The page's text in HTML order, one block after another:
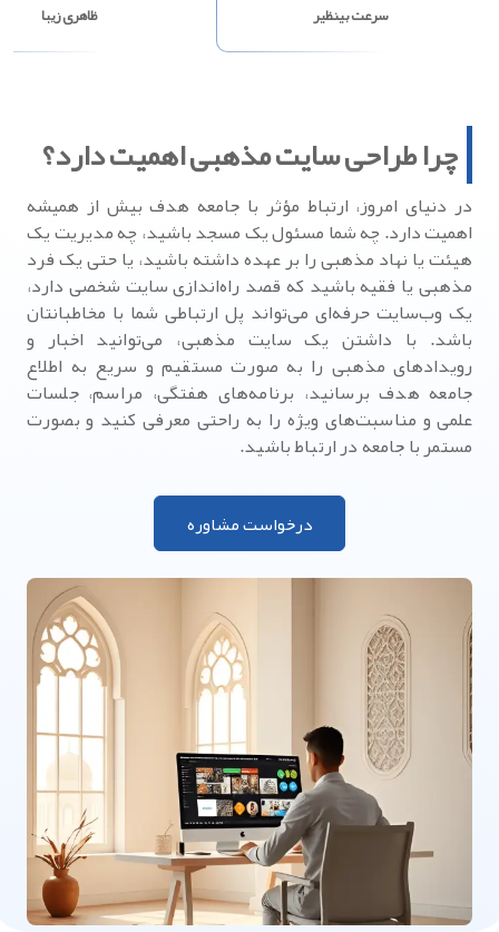
سرعت بینظیر ظاهری زیبا
چرا طراحی سایت مذهبی اهمیت دارد؟
در دنیای امروز، ارتباط مؤثر با جامعه هدف بیش از همیشه
اهمیت دارد. چه شما مسئول یک مسجد باشید، چه مدیریت یک
هیئت یا نهاد مذهبی را بر عهده داشته باشید، یا حتی یک فرد
مذهبی یا فقیه باشید که قصد راه‌اندازی سایت شخصی دارد،
یک وب‌سایت حرفه‌ای می‌تواند پل ارتباطی شما با مخاطبانتان
باشد. با داشتن یک سایت مذهبی، می‌توانید اخبار و
رویدادهای مذهبی را به صورت مستقیم و سریع به اطلاع
جامعه هدف برسانید، برنامه‌های هفتگی، مراسم، جلسات
علمی و مناسبت‌های ویژه را به راحتی معرفی کنید و بصورت
مستمر با جامعه در ارتباط باشید.
درخواست مشاوره